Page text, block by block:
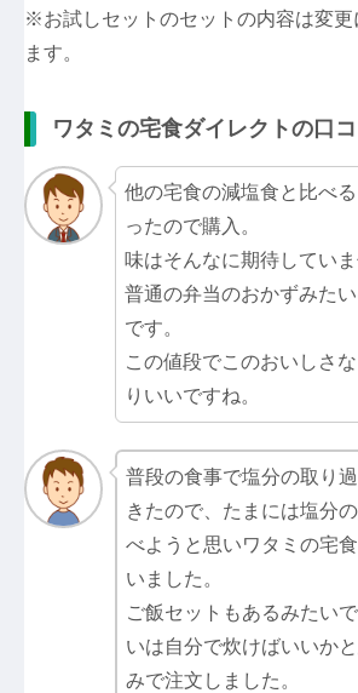
※お試しセットのセットの内容は変更
ます。
ワタミの宅食ダイレクトの口
他の宅食の減塩食と比べ
ったので購入。
味はそんなに期待していま
普通の弁当のおかずみた
です。
この値段でこのおいしさ
りいいですね。
普段の食事で塩分の取り
きたので、たまには塩分
べようと思いワタミの宅
いました。
ご飯セットもあるみたい
いは自分で炊けばいいか
みで注文しました。